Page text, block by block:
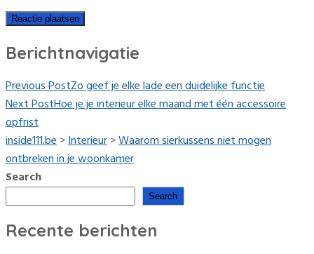
Berichtnavigatie
Previous PostZo geef je elke lade een duidelijke functie
Next PostHoe je je interieur elke maand met één accessoire
opfrist
inside111.be>Interieur>Waarom sierkussens niet mogen
ontbreken in je woonkamer
Search
Search
Recente berichten